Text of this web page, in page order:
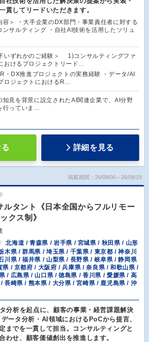
貫してリードいただきます。
容＞ ・大手企業のDX部門・事業責任者に対する
ンサルティング ・自社AI技術を活用したソリュ
いずれかのご経験＞ 1)コンサルティングファ
おけるプロジェクトリード…
・DX推進プロジェクトの実務経験 ・データ/AI
ロジェクトにおけるR…
知見を背景に設立されたAI関連企業で、AI分野
行っていま…
詳細を見る
掲載期間：26/08/06～26/08/19
ルタント《日本全国からフルリモー
クス制》
北海道 / 青森県 / 岩手県 / 宮城県 / 秋田県 / 山形
木県 / 群馬県 / 埼玉県 / 千葉県 / 東京都 / 神奈川
川県 / 福井県 / 山梨県 / 長野県 / 岐阜県 / 静岡県
県 / 京都府 / 大阪府 / 兵庫県 / 奈良県 / 和歌山県 /
/ 広島県 / 山口県 / 徳島県 / 香川県 / 愛媛県 / 高
長崎県 / 熊本県 / 大分県 / 宮崎県 / 鹿児島県 / 沖
分析を起点に、顧客の事業・経営課題解決
ータ分析・AI領域におけるPoCから提言、
までを一貫して担当。コンサルティングと
わせ、顧客価値創出を推進します。